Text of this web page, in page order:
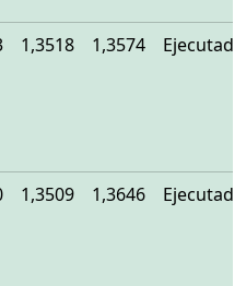
1,3518 1,3574 Ejecutado
1,3509 1,3646 Ejecutado